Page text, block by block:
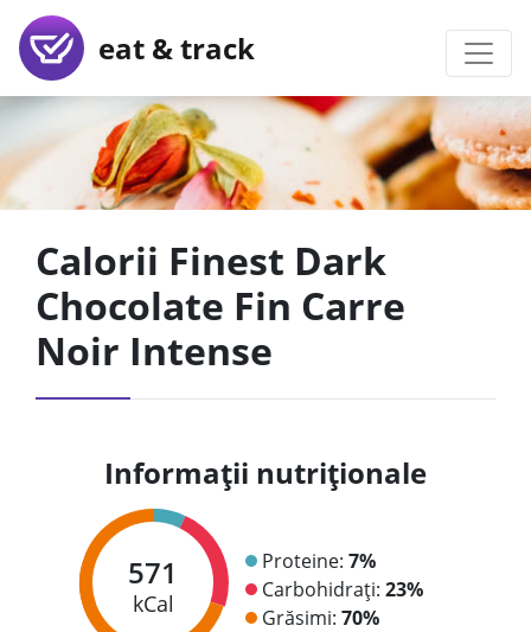
eat & track
Calorii Finest Dark
Chocolate Fin Carre
Noir Intense
Informații nutriționale
571
kCal
Proteine: 7%
Carbohidrați: 23%
Grăsimi: 70%